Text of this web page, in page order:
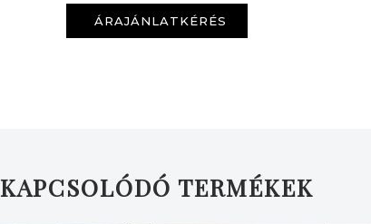
ÁRAJÁNLATKÉRÉS
KAPCSOLÓDÓ TERMÉKEK